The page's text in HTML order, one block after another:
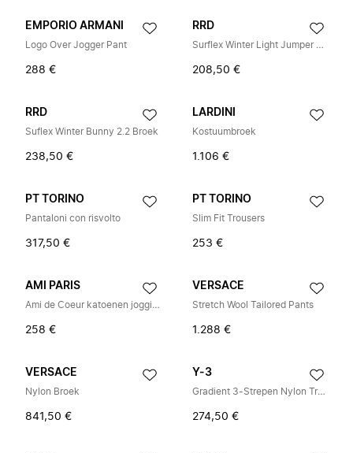
EMPORIO ARMANI
Logo Over Jogger Pant
288 €
RRD
Surflex Winter Light Jumper Broek
208,50 €
RRD
Suflex Winter Bunny 2.2 Broek
238,50 €
LARDINI
Kostuumbroek
1.106 €
PT TORINO
Pantaloni con risvolto
317,50 €
PT TORINO
Slim Fit Trousers
253 €
AMI PARIS
Ami de Coeur katoenen joggingbroek
258 €
VERSACE
Stretch Wool Tailored Pants
1.288 €
VERSACE
Nylon Broek
841,50 €
Y-3
Gradient 3-Strepen Nylon Track Pants
274,50 €